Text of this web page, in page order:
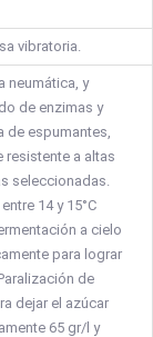
vibratoria.
neumática, y
de enzimas y
de espumantes,
resistente a altas
seleccionadas.
14 y 15°C
a cielo
para lograr
de
dejar el azúcar
65 gr/l y